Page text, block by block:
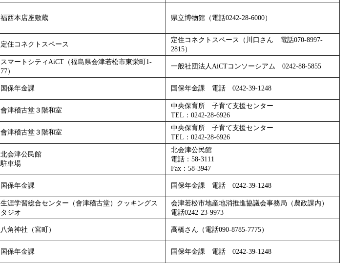
福西本店座敷蔵 県立博物館（電話0242-28-6000）
定住コネクトスペース
定住コネクトスペース（川口さん 電話070-8997-
2815）
スマートシティAiCT（福島県会津若松市東栄町1-
77）
一般社団法人AiCTコンソーシアム 0242-88-5855
国保年金課 国保年金課 電話 0242-39-1248
會津稽古堂３階和室
中央保育所 子育て支援センター
TEL：0242-28-6926
會津稽古堂３階和室
中央保育所 子育て支援センター
TEL：0242-28-6926
北会津公民館
駐車場
北会津公民館
電話：58-3111
Fax：58-3947
国保年金課 国保年金課 電話 0242-39-1248
生涯学習総合センター（會津稽古堂）クッキングス
タジオ
会津若松市地産地消推進協議会事務局（農政課内）
電話0242-23-9973
八角神社（宮町） 高橋さん（電話090-8785-7775）
国保年金課 国保年金課 電話 0242-39-1248